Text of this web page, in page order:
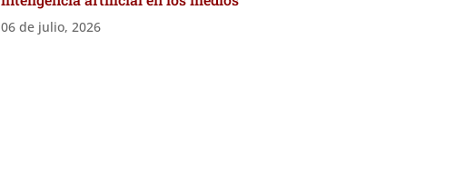
06 de julio, 2026